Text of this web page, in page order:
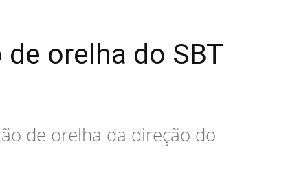
orelha do SBT
de orelha da direção do